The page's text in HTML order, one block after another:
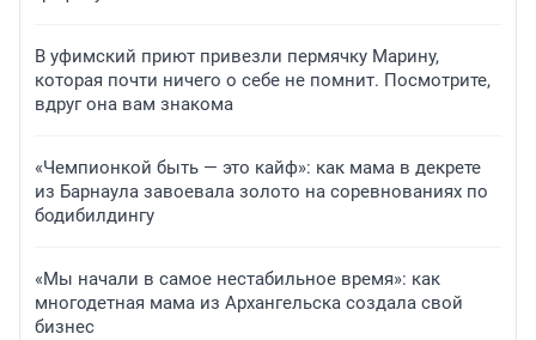
В уфимский приют привезли пермячку Марину,
которая почти ничего о себе не помнит. Посмотрите,
вдруг она вам знакома
«Чемпионкой быть — это кайф»: как мама в декрете
из Барнаула завоевала золото на соревнованиях по
бодибилдингу
«Мы начали в самое нестабильное время»: как
многодетная мама из Архангельска создала свой
бизнес